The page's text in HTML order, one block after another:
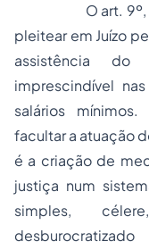
O art. 9º, da
pleitear em Juízo
assistência
imprescindível
salários
facultar a atuação
é a criação de
justiça num
simples,
desburocratizado